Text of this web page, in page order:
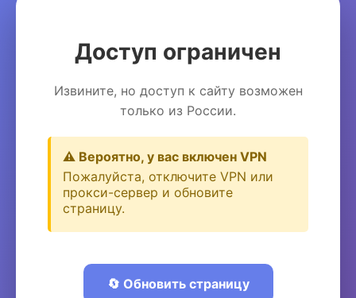
Доступ ограничен
Извините, но доступ к сайту возможен
только из России.
⚠️ Вероятно, у вас включен VPN
Пожалуйста, отключите VPN или
прокси-сервер и обновите
страницу.
🔄 Обновить страницу